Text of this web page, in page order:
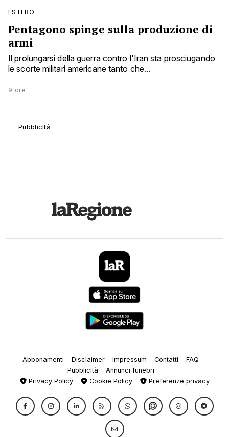
ESTERO
Pentagono spinge sulla produzione di
armi
Il prolungarsi della guerra contro l'Iran sta prosciugando
le scorte militari americane tanto che...
9 ore
Abbonamenti Disclaimer Impressum Contatti
FAQ
Pubblicità
Annunci funebri
Privacy Policy
Cookie Policy Preferenze privacy